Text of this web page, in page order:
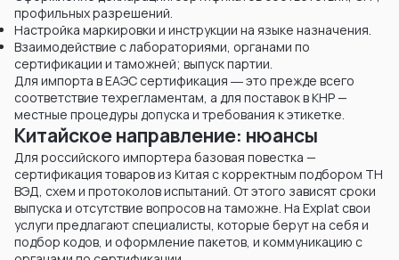
профильных разрешений.
Настройка маркировки и инструкции на языке назначения.
Взаимодействие с лабораториями, органами по
сертификации и таможней; выпуск партии.
Для импорта в ЕАЭС сертификация ― это прежде всего
соответствие техрегламентам, а для поставок в КНР —
местные процедуры допуска и требования к этикетке.
Китайское направление: нюансы
Для российского импортера базовая повестка —
сертификация товаров из Китая с корректным подбором ТН
ВЭД, схем и протоколов испытаний. От этого зависят сроки
выпуска и отсутствие вопросов на таможне. На Explat свои
услуги предлагают специалисты, которые берут на себя и
подбор кодов, и оформление пакетов, и коммуникацию с